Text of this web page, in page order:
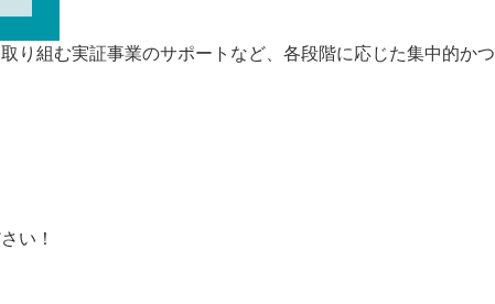
り組む実証事業のサポートなど、各段階に応じた集中的かつ
い！